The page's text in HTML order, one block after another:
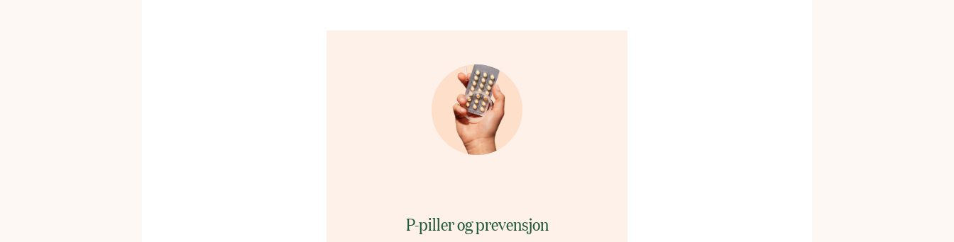
P-piller og prevensjon